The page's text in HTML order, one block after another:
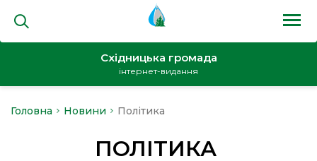
Східницька громада
інтернет-видання
Головна Новини Політика
ПОЛІТИКА